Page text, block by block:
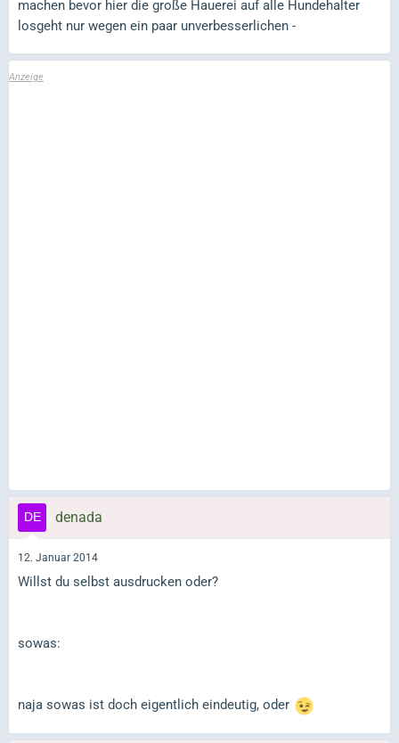
machen bevor hier die große Hauerei auf alle Hundehalter
losgeht nur wegen ein paar unverbesserlichen -
denada
12. Januar 2014
Willst du selbst ausdrucken oder?
sowas:
naja sowas ist doch eigentlich eindeutig, oder